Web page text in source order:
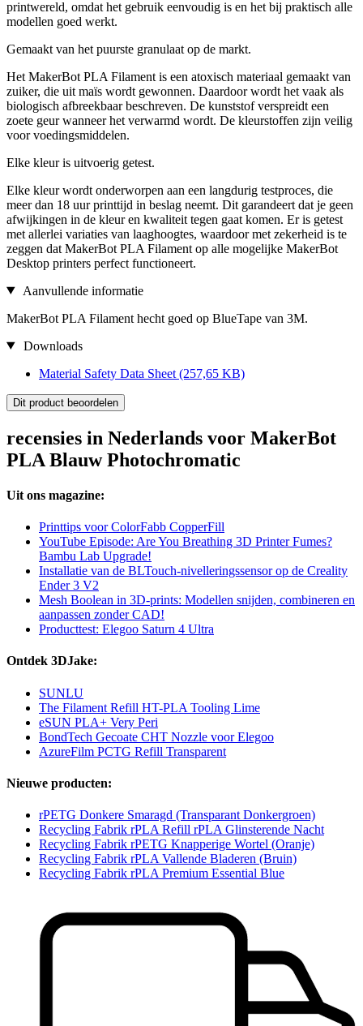
printwereld, omdat het gebruik eenvoudig is en het bij praktisch alle
modellen goed werkt.
Gemaakt van het puurste granulaat op de markt.
Het MakerBot PLA Filament is een atoxisch materiaal gemaakt van
zuiker, die uit maïs wordt gewonnen. Daardoor wordt het vaak als
biologisch afbreekbaar beschreven. De kunststof verspreidt een
zoete geur wanneer het verwarmd wordt. De kleurstoffen zijn veilig
voor voedingsmiddelen.
Elke kleur is uitvoerig getest.
Elke kleur wordt onderworpen aan een langdurig testproces, die
meer dan 18 uur printtijd in beslag neemt. Dit garandeert dat je geen
afwijkingen in de kleur en kwaliteit tegen gaat komen. Er is getest
met allerlei variaties van laaghoogtes, waardoor met zekerheid is te
zeggen dat MakerBot PLA Filament op alle mogelijke MakerBot
Desktop printers perfect functioneert.
Aanvullende informatie
MakerBot PLA Filament hecht goed op BlueTape van 3M.
Downloads
Material Safety Data Sheet (257,65 KB)
Dit product beoordelen
recensies in Nederlands voor MakerBot
PLA Blauw Photochromatic
Uit ons magazine:
Printtips voor ColorFabb CopperFill
YouTube Episode: Are You Breathing 3D Printer Fumes?
Bambu Lab Upgrade!
Installatie van de BLTouch-nivelleringssensor op de Creality
Ender 3 V2
Mesh Boolean in 3D-prints: Modellen snijden, combineren en
aanpassen zonder CAD!
Producttest: Elegoo Saturn 4 Ultra
Ontdek 3DJake:
SUNLU
The Filament Refill HT-PLA Tooling Lime
eSUN PLA+ Very Peri
BondTech Gecoate CHT Nozzle voor Elegoo
AzureFilm PCTG Refill Transparent
Nieuwe producten:
rPETG Donkere Smaragd (Transparant Donkergroen)
Recycling Fabrik rPLA Refill rPLA Glinsterende Nacht
Recycling Fabrik rPETG Knapperige Wortel (Oranje)
Recycling Fabrik rPLA Vallende Bladeren (Bruin)
Recycling Fabrik rPLA Premium Essential Blue